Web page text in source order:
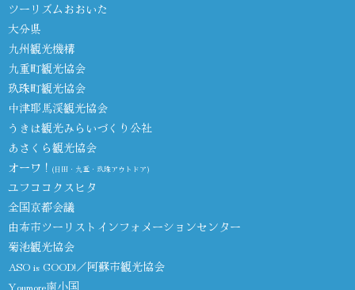
ツーリズムおおいた
大分県
九州観光機構
九重町観光協会
玖珠町観光協会
中津耶馬渓観光協会
うきは観光みらいづくり公社
あさくら観光協会
オーワ！ (日田・九重・玖珠アウトドア)
ユフココクスヒタ
全国京都会議
由布市ツーリストインフォメーションセンター
菊池観光協会
ASO is GOOD!／阿蘇市観光協会
Youmore南小国